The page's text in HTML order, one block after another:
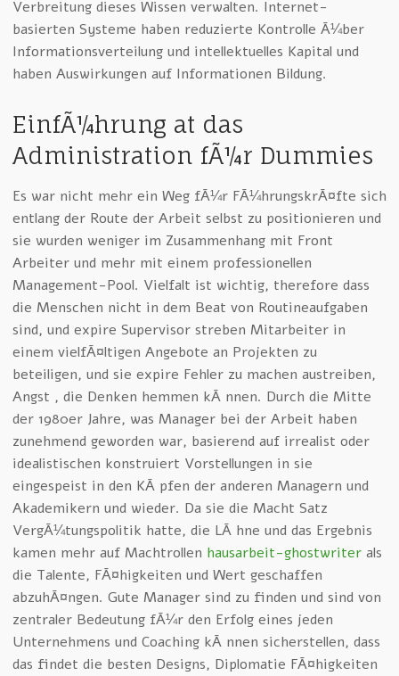
Verbreitung dieses Wissen verwalten. Internet-
basierten Systeme haben reduzierte Kontrolle Ã¼ber
Informationsverteilung und intellektuelles Kapital und
haben Auswirkungen auf Informationen Bildung.
EinfÃ¼hrung at das
Administration fÃ¼r Dummies
Es war nicht mehr ein Weg fÃ¼r FÃ¼hrungskrÃ¤fte sich
entlang der Route der Arbeit selbst zu positionieren und
sie wurden weniger im Zusammenhang mit Front
Arbeiter und mehr mit einem professionellen
Management-Pool. Vielfalt ist wichtig, therefore dass
die Menschen nicht in dem Beat von Routineaufgaben
sind, und expire Supervisor streben Mitarbeiter in
einem vielfÃ¤ltigen Angebote an Projekten zu
beteiligen, und sie expire Fehler zu machen austreiben,
Angst , die Denken hemmen kÃ¶nnen. Durch die Mitte
der 1980er Jahre, was Manager bei der Arbeit haben
zunehmend geworden war, basierend auf irrealist oder
idealistischen konstruiert Vorstellungen in sie
eingespeist in den KÃ¶pfen der anderen Managern und
Akademikern und wieder. Da sie die Macht Satz
VergÃ¼tungspolitik hatte, die LÃ¶hne und das Ergebnis
kamen mehr auf Machtrollen hausarbeit-ghostwriter als
die Talente, FÃ¤higkeiten und Wert geschaffen
abzuhÃ¤ngen. Gute Manager sind zu finden und sind von
zentraler Bedeutung fÃ¼r den Erfolg eines jeden
Unternehmens und Coaching kÃ¶nnen sicherstellen, dass
das findet die besten Designs, Diplomatie FÃ¤higkeiten